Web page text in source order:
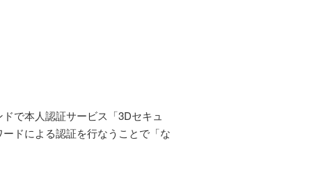
で本人認証サービス「3Dセキュ
ドによる認証を行なうことで「な